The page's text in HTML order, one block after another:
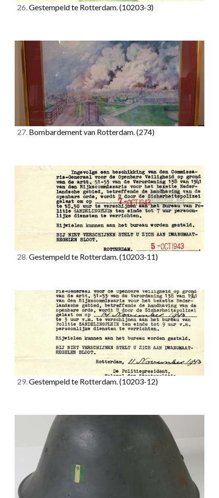
26.Gestempeld te Rotterdam.(10203-3)
27. Bombardement van Rotterdam.(274)
28.Gestempeld te Rotterdam.(10203-11)
29.Gestempeld te Rotterdam.(10203-12)